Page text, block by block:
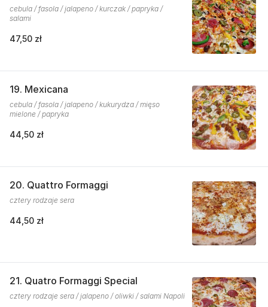
cebula / fasola / jalapeno / kurczak / papryka /
salami
47,50 zł
19. Mexicana
cebula / fasola / jalapeno / kukurydza / mięso
mielone / papryka
44,50 zł
20. Quattro Formaggi
cztery rodzaje sera
44,50 zł
21. Quatro Formaggi Special
cztery rodzaje sera / jalapeno / oliwki / salami Napoli